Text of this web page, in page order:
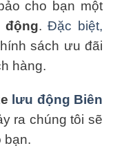
cho bạn một
.Đặc biệt,
sách ưu đãi
hàng.
lưu động Biên
ra chúng tôi sẽ
bạn.